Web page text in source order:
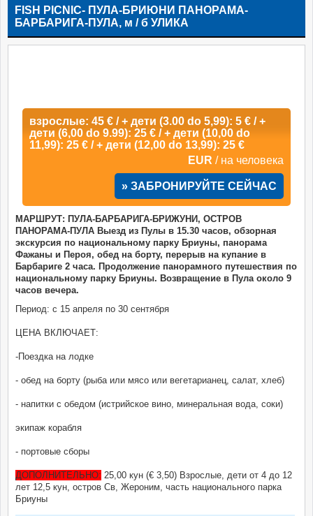
FISH PICNIC- ПУЛА-БРИЮНИ ПАНОРАМА-
БАРБАРИГА-ПУЛА, м / б УЛИКА
взрослые: 45 € / + дети (3.00 do 5,99): 5 € / +
дети (6,00 do 9.99): 25 € / + дети (10,00 do
11,99): 25 € / + дети (12,00 do 13,99): 25 €
EUR / на человека
» ЗАБРОНИРУЙТЕ СЕЙЧАС
МАРШРУТ: ПУЛА-БАРБАРИГА-БРИЖУНИ, ОСТРОВ
ПАНОРАМА-ПУЛА Выезд из Пулы в 15.30 часов, обзорная
экскурсия по национальному парку Бриуны, панорама
Фажаны и Пероя, обед на борту, перерыв на купание в
Барбариге 2 часа. Продолжение панорамного путешествия по
национальному парку Бриуны. Возвращение в Пула около 9
часов вечера.
Период: с 15 апреля по 30 сентября
ЦЕНА ВКЛЮЧАЕТ:
-Поездка на лодке
- обед на борту (рыба или мясо или вегетарианец, салат, хлеб)
- напитки с обедом (истрийское вино, минеральная вода, соки)
экипаж корабля
- портовые сборы
ДОПОЛНИТЕЛЬНО: 25,00 кун (€ 3,50) Взрослые, дети от 4 до 12
лет 12,5 кун, остров Св, Жероним, часть национального парка
Бриуны